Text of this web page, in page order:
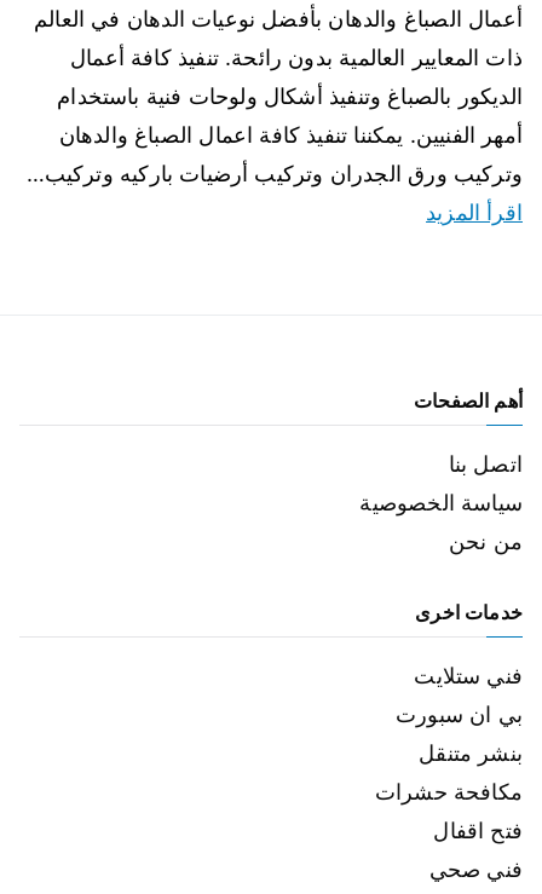
أعمال الصباغ والدهان بأفضل نوعيات الدهان في العالم
ذات المعايير العالمية بدون رائحة. تنفيذ كافة أعمال
الديكور بالصباغ وتنفيذ أشكال ولوحات فنية باستخدام
أمهر الفنيين. يمكننا تنفيذ كافة اعمال الصباغ والدهان
وتركيب ورق الجدران وتركيب أرضيات باركيه وتركيب…
اقرأ المزيد
أهم الصفحات
اتصل بنا
سياسة الخصوصية
من نحن
خدمات اخرى
فني ستلايت
بي ان سبورت
بنشر متنقل
مكافحة حشرات
فتح اقفال
فني صحي